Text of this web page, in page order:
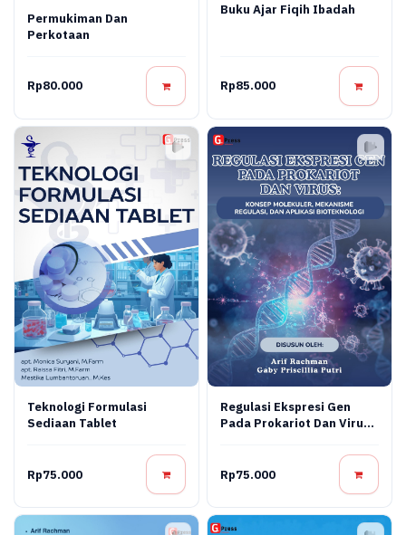
Permukiman Dan
Perkotaan
Rp80.000
Buku Ajar Fiqih Ibadah
Rp85.000
Teknologi Formulasi
Sediaan Tablet
Rp75.000
Regulasi Ekspresi Gen
Pada Prokariot Dan Virus:
Mekanisme Regulasi, Dan
Aplikasi Bioteknologi
Rp75.000